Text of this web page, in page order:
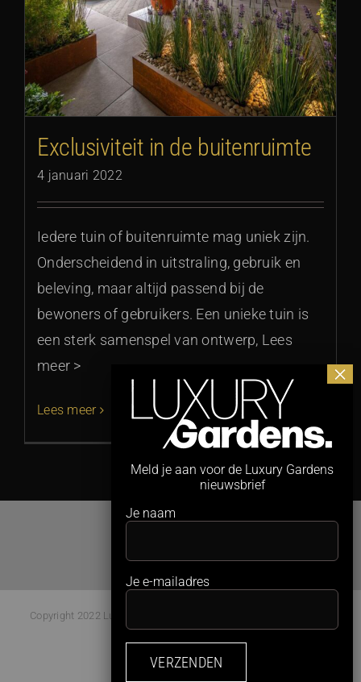
Exclusiviteit in de buitenruimte
4 januari 2022
Iedere tuin of buitenruimte mag uniek zijn.
Onderscheidend in uitstraling, gebruik en
beleving, maar altijd passend bij de
bewoners of gebruikers. Een unieke tuin is
een sterk samenspel van ontwerp, Lees
meer >
Lees meer
Copyright 2022 Luxury Gardens Magazine | All Rights Reserved |
Meld je aan voor de Luxury Gardens
nieuwsbrief
Je naam
Je e-mailadres